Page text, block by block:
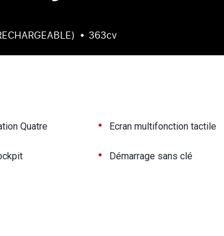
363cv
Quatre
• Ecran multifonction tactile
• Démarrage sans clé